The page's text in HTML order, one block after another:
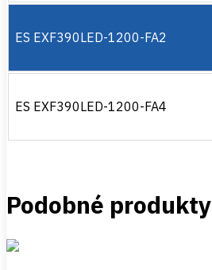
ES EXF390LED-1200-FA2
ES EXF390LED-1200-FA4
Podobné produkty